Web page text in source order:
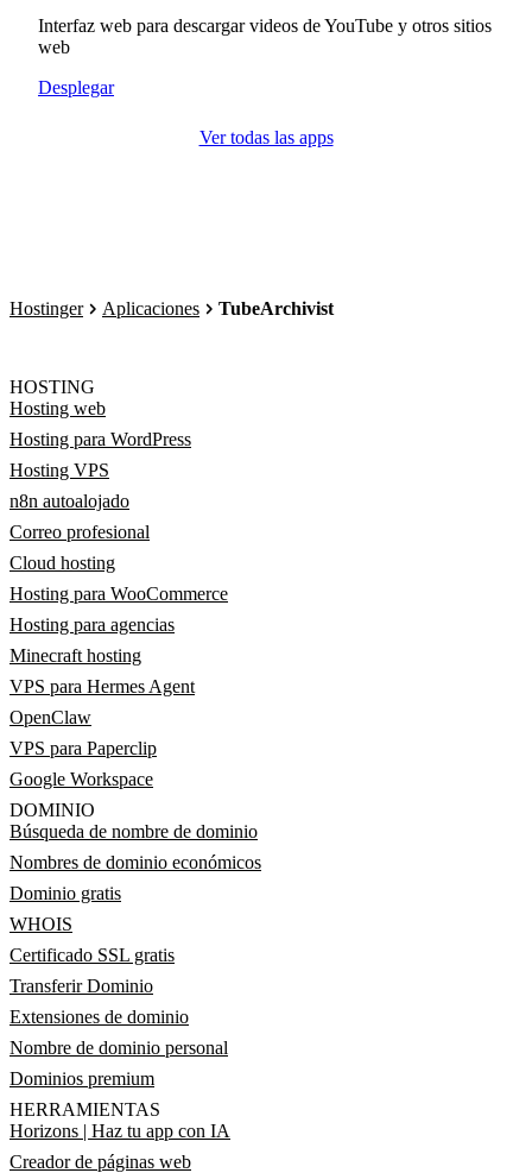
Interfaz web para descargar videos de YouTube y otros sitios
web
Desplegar
Ver todas las apps
Hostinger Aplicaciones TubeArchivist
HOSTING
Hosting web
Hosting para WordPress
Hosting VPS
n8n autoalojado
Correo profesional
Cloud hosting
Hosting para WooCommerce
Hosting para agencias
Minecraft hosting
VPS para Hermes Agent
OpenClaw
VPS para Paperclip
Google Workspace
DOMINIO
Búsqueda de nombre de dominio
Nombres de dominio económicos
Dominio gratis
WHOIS
Certificado SSL gratis
Transferir Dominio
Extensiones de dominio
Nombre de dominio personal
Dominios premium
HERRAMIENTAS
Horizons | Haz tu app con IA
Creador de páginas web